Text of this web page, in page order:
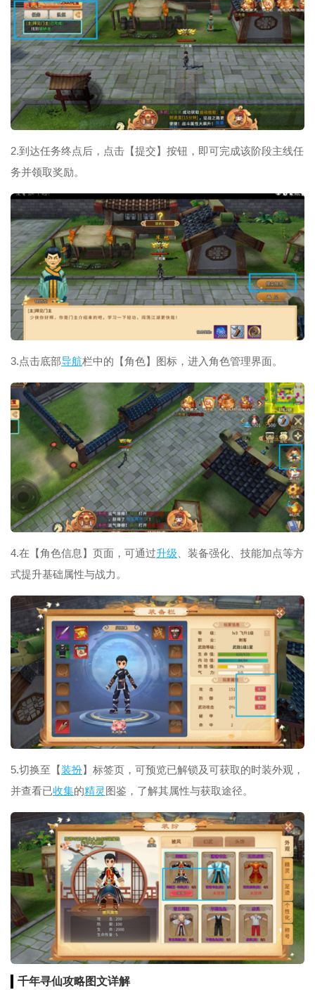
2.到达任务终点后，点击【提交】按钮，即可完成该阶段主线任
务并领取奖励。
3.点击底部导航栏中的【角色】图标，进入角色管理界面。
4.在【角色信息】页面，可通过升级 、装备强化、技能加点等方
式提升基础属性与战力。
5.切换至【装扮】标签页，可预览已解锁及可获取的时装外观，
并查看已收集的精灵 图鉴，了解其属性与获取途径。
千年寻仙攻略图文详解